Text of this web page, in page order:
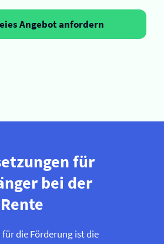
Angebot anfordern
für
bei der
die Förderung ist die